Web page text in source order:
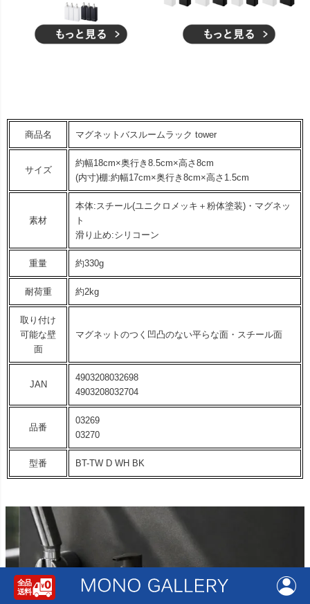
商品名 マグネットバスルームラック tower
サイズ
約幅18cm×奥行き8.5cm×高さ8cm
(内寸)棚:約幅17cm×奥行き8cm×高さ1.5cm
素材
本体:スチール(ユニクロメッキ＋粉体塗装)・マグネッ
ト
滑り止め:シリコーン
重量 約330g
耐荷重 約2kg
取り付け
可能な壁
面
マグネットのつく凹凸のない平らな面・スチール面
JAN
4903208032698
4903208032704
品番
03269
03270
型番 BT-TW D WH BK